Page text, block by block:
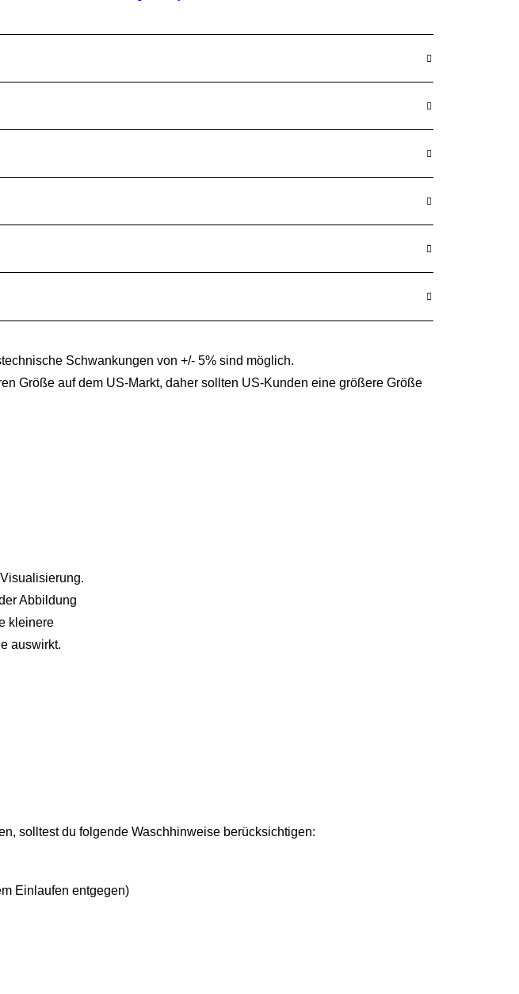
Schwankungen von +/- 5% sind möglich.
Größe auf dem US-Markt, daher sollten US-Kunden eine größere Größe
Abbildung
kleinere
auswirkt.
solltest du folgende Waschhinweise berücksichtigen:
Einlaufen entgegen)